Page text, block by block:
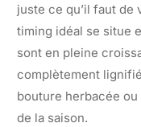
juste ce qu’il faut de
timing idéal se situe
sont en pleine
complètement
bouture herbacée
de la saison.